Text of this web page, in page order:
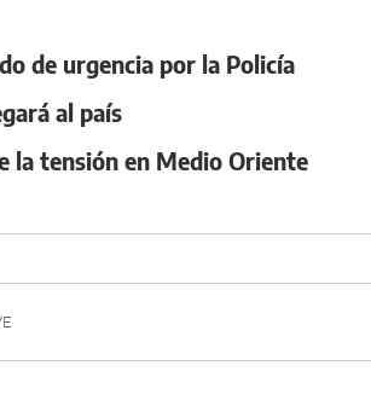
de urgencia por la Policía
al país
la tensión en Medio Oriente